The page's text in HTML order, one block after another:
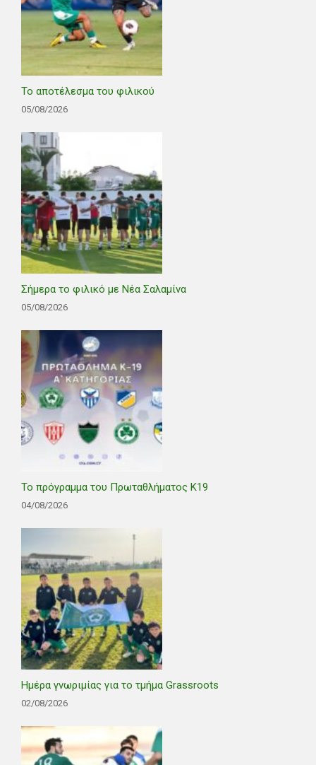
Το αποτέλεσμα του φιλικού
05/08/2026
Σήμερα το φιλικό με Νέα Σαλαμίνα
05/08/2026
Το πρόγραμμα του Πρωταθλήματος Κ19
04/08/2026
Ημέρα γνωριμίας για το τμήμα Grassroots
02/08/2026